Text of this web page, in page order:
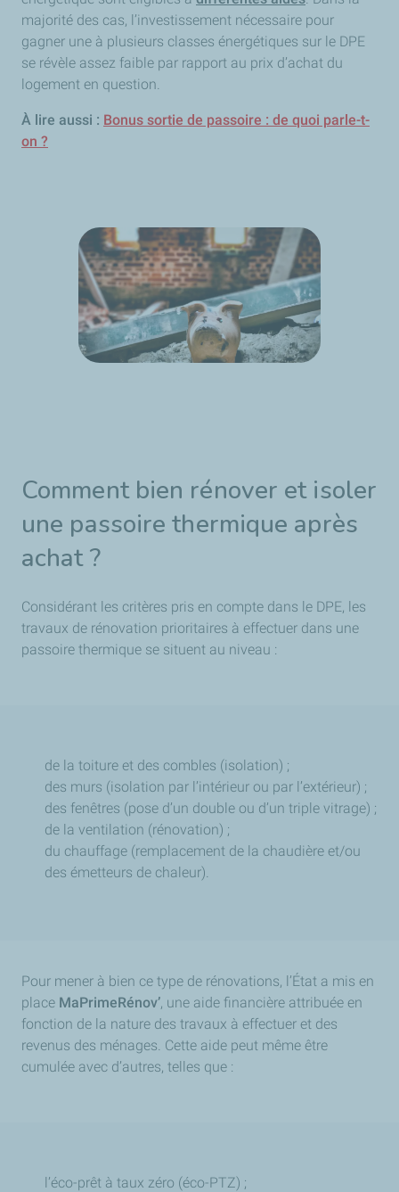
majorité des cas, l’investissement nécessaire pour
gagner une à plusieurs classes énergétiques sur le DPE
se révèle assez faible par rapport au prix d’achat du
logement en question.
À lire aussi : Bonus sortie de passoire : de quoi parle-t-
on ?
Comment bien rénover et isoler
une passoire thermique après
achat ?
Considérant les critères pris en compte dans le DPE, les
travaux de rénovation prioritaires à effectuer dans une
passoire thermique se situent au niveau :
de la toiture et des combles (isolation) ;
des murs (isolation par l’intérieur ou par l’extérieur) ;
des fenêtres (pose d’un double ou d’un triple vitrage) ;
de la ventilation (rénovation) ;
du chauffage (remplacement de la chaudière et/ou
des émetteurs de chaleur).
Pour mener à bien ce type de rénovations, l’État a mis en
place MaPrimeRénov’, une aide financière attribuée en
fonction de la nature des travaux à effectuer et des
revenus des ménages. Cette aide peut même être
cumulée avec d’autres, telles que :
l’éco-prêt à taux zéro (éco-PTZ) ;